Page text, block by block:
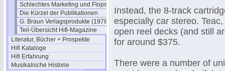
Schlechtes Marketing und Flops
Die Kürzel der Publikationen
G. Braun Verlagsprodukte (1978)
Teil-Übersicht Hifi-Magazine
Literatur, Bücher + Prospekte
Hifi Kataloge
Hifi Erfahrung
Musikalische Historie
Instead, the 8-track
especially car stereo.
open reel decks (and still
for around $375.
There were a number of